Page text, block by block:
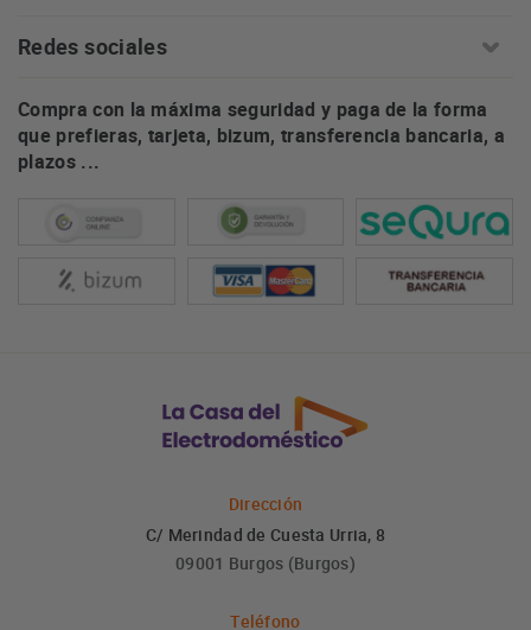
Redes sociales
Compra con la máxima seguridad y paga de la forma
que prefieras, tarjeta, bizum, transferencia bancaria, a
plazos ...
Dirección
C/ Merindad de Cuesta Urria, 8
09001 Burgos (Burgos)
Teléfono